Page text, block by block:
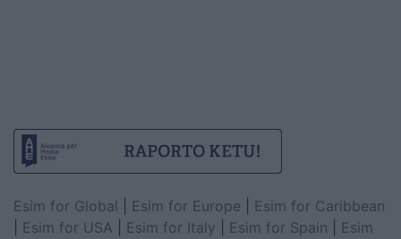
Esim for Global Esim for Europe
Esim for Caribbean
Esim for USA Esim for Italy Esim for Spain
Esim